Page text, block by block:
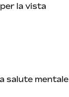
la vista
salute mentale